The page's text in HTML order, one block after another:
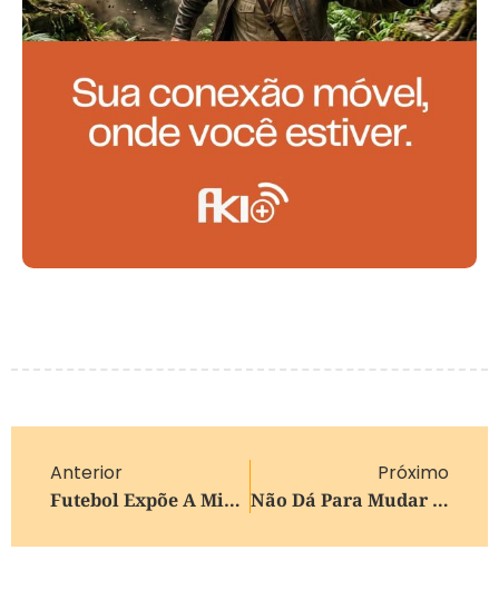
Anterior
Futebol Expõe A Misoginia Que O Brasileiro Sabe Que Existe, Mas Tolera
Próximo
Não Dá Para Mudar O Passado, Mas Como Olhamos Para Ele Sim.